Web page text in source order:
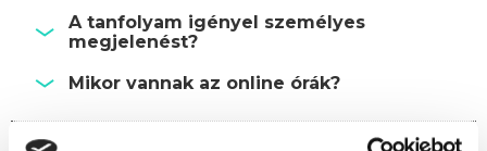
A tanfolyam igényel személyes
megjelenést?
Mikor vannak az online órák?